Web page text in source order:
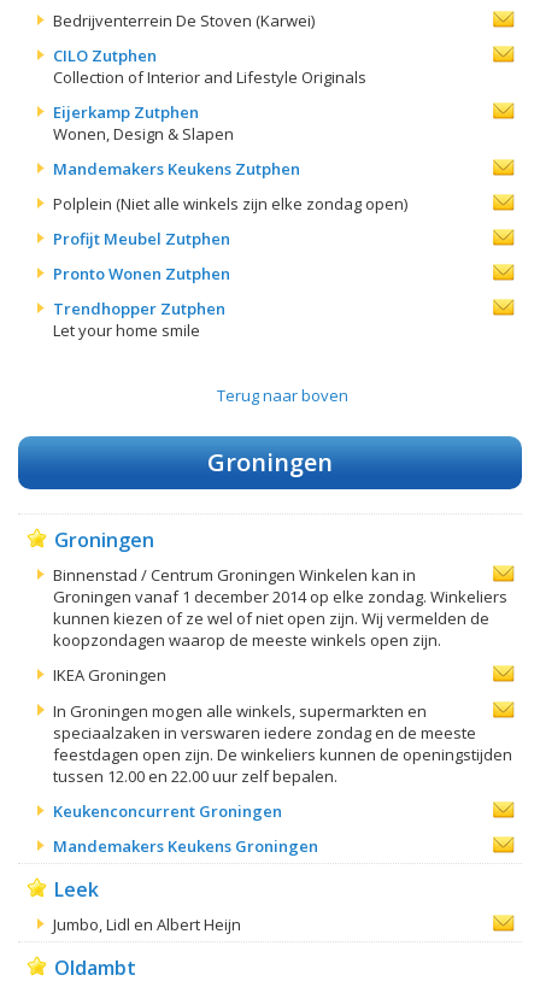
Bedrijventerrein De Stoven (Karwei)
CILO Zutphen
Collection of Interior and Lifestyle Originals
Eijerkamp Zutphen
Wonen, Design & Slapen
Mandemakers Keukens Zutphen
Polplein (Niet alle winkels zijn elke zondag open)
Profijt Meubel Zutphen
Pronto Wonen Zutphen
Trendhopper Zutphen
Let your home smile
Terug naar boven
Groningen
Groningen
Binnenstad / Centrum Groningen Winkelen kan in
Groningen vanaf 1 december 2014 op elke zondag. Winkeliers
kunnen kiezen of ze wel of niet open zijn. Wij vermelden de
koopzondagen waarop de meeste winkels open zijn.
IKEA Groningen
In Groningen mogen alle winkels, supermarkten en
speciaalzaken in verswaren iedere zondag en de meeste
feestdagen open zijn. De winkeliers kunnen de openingstijden
tussen 12.00 en 22.00 uur zelf bepalen.
Keukenconcurrent Groningen
Mandemakers Keukens Groningen
Leek
Jumbo, Lidl en Albert Heijn
Oldambt